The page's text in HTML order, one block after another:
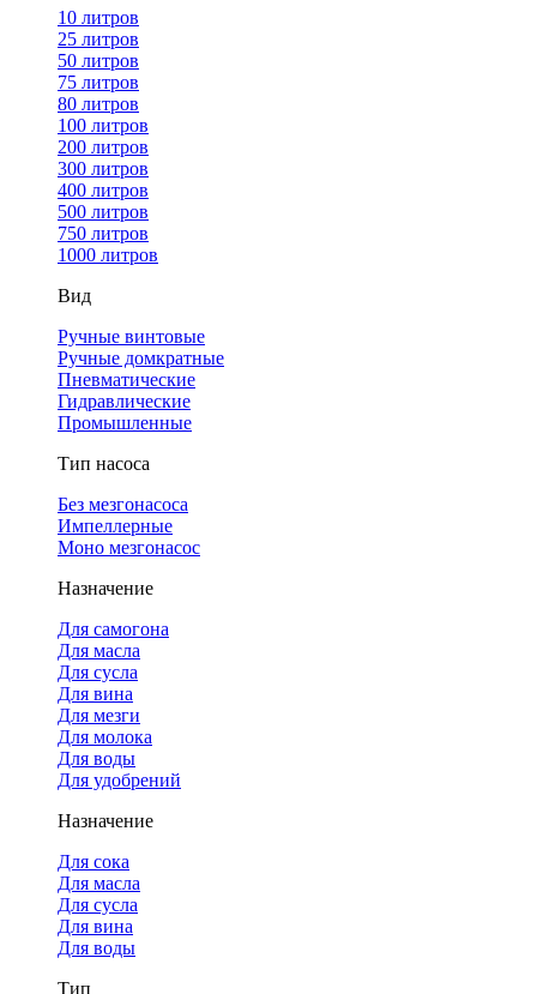
10 литров
25 литров
50 литров
75 литров
80 литров
100 литров
200 литров
300 литров
400 литров
500 литров
750 литров
1000 литров
Вид
Ручные винтовые
Ручные домкратные
Пневматические
Гидравлические
Промышленные
Тип насоса
Без мезгонасоса
Импеллерные
Моно мезгонасос
Назначение
Для самогона
Для масла
Для сусла
Для вина
Для мезги
Для молока
Для воды
Для удобрений
Назначение
Для сока
Для масла
Для сусла
Для вина
Для воды
Тип